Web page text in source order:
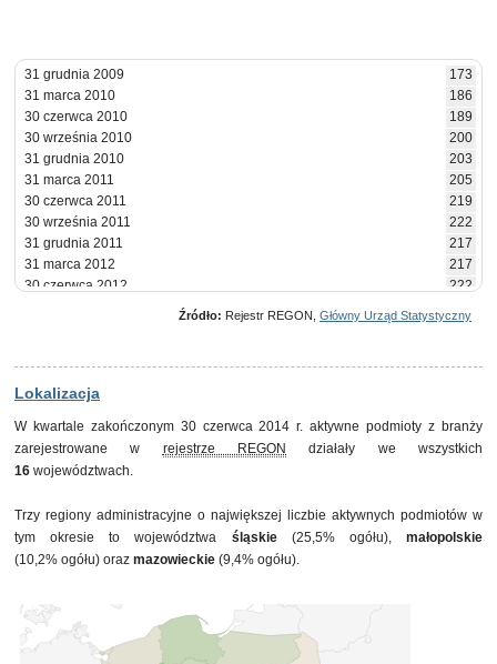
31 grudnia 2009
173
31 marca 2010
186
30 czerwca 2010
189
30 września 2010
200
31 grudnia 2010
203
31 marca 2011
205
30 czerwca 2011
219
30 września 2011
222
31 grudnia 2011
217
31 marca 2012
217
30 czerwca 2012
222
30 czerwca 2013
218
30 września 2013
31 marca 2014
235
30 czerwca 2014
235
Źródło: Rejestr REGON, Główny Urząd Statystyczny
Lokalizacja
W kwartale zakończonym 30 czerwca 2014 r. aktywne podmioty z branży
zarejestrowane w rejestrze REGON
działały we wszystkich
16 województwach.
Trzy regiony administracyjne o największej liczbie aktywnych podmiotów w
tym okresie to województwa śląskie(25,5% ogółu),małopolskie
(10,2% ogółu) oraz mazowieckie (9,4% ogółu).